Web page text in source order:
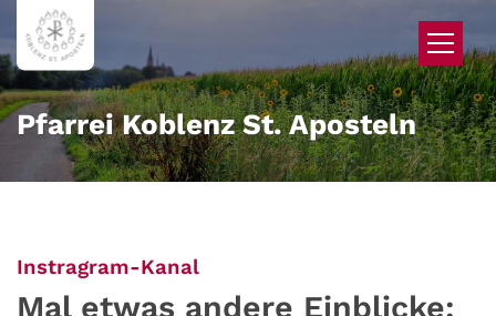
Zum Inhalt springen
Pfarrei Koblenz St. Aposteln
Instragram-Kanal:
Mal etwas andere Einblicke: